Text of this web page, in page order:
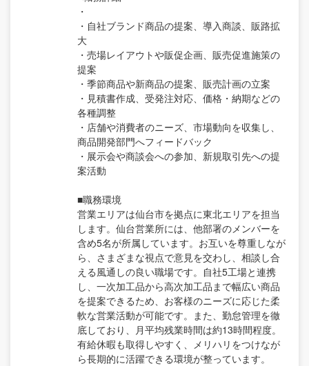
・
・自社ブランド商品の提案、導入商談、販路拡
大
・売場レイアウトや販促企画、販売促進施策の
提案
・季節商品や新商品の提案、販売計画の立案
・見積書作成、受発注対応、価格・納期などの
各種調整
・店舗や消費者のニーズ、市場動向を収集し、
商品開発部門へフィードバック
・展示会や商談会への参加、新規取引先への提
案活動
■職務環境
営業エリアは仙台市を拠点に東北エリアを担当
します。仙台営業所には、他部署のメンバーを
含め5名が所属しています。お互いを尊重しなが
ら、さまざまな視点で意見を交わし、相談し合
える風通しの良い職場です。自社5工場と連携
し、一次加工品から高次加工品まで幅広い商品
を提案できるため、お客様のニーズに応じた柔
軟な営業活動が可能です。また、勤怠管理を徹
底しており、月平均残業時間は約13時間程度。
有給休暇も取得しやすく、メリハリをつけなが
ら長期的に活躍できる環境が整っています。